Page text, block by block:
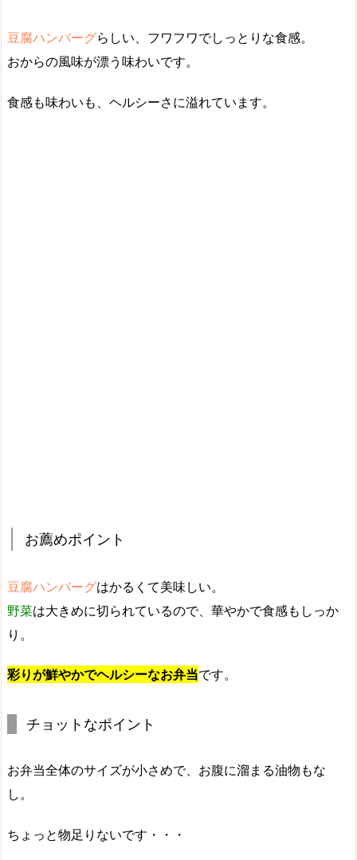
豆腐ハンバーグらしい、フワフワでしっとりな食感。
おからの風味が漂う味わいです。
食感も味わいも、 ヘルシーさに溢れています。
お薦めポイント
豆腐ハンバーグはかるくて美味しい。
野菜は大きめに切られているので、 華やかで食感もしっか
り 。
彩りが鮮やかでヘルシーなお弁当です。
チョットなポイント
お弁当全体のサイズが小さめで、お腹に溜まる油物もな
し。
ちょっと物足りないです・・・